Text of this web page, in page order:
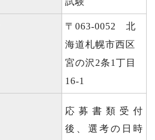
〒063-0052 北
海道札幌市西区
宮の沢2条1丁目
16-1
応募書類受付
後、選考の日時